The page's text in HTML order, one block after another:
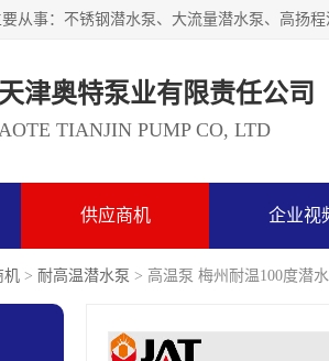
天津奥特泵业有限责任公司
TIANJIN PUMP CO, LTD
供应商机 企业视
机 > 耐高温潜水泵 > 高温泵 梅州耐温100度潜